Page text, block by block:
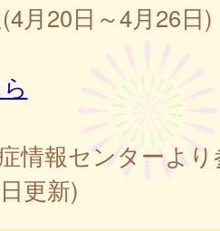
月20日～4月26日)
情報センターよ
更新)